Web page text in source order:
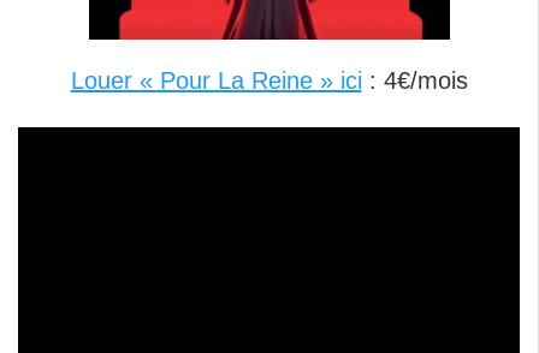
Louer « Pour La Reine » ici : 4€/mois